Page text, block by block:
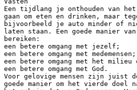
Een tijdlang je onthouden van
gaan om eten en drinken, maar
bijvoorbeeld je auto minder of
laten staan. Een goede manier
bereiken:
een betere omgang met jezelf;
een betere omgang met medemensen;
een betere omgang met het milieu
een betere omgang met God.
Voor gelovige mensen zijn juist
goede manier om het vierde doel